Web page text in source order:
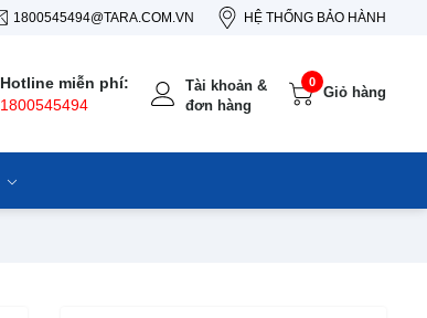
1800545494@TARA.COM.VN HỆ THỐNG BẢO HÀNH
Hotline miễn phí:
1800545494
Tài khoản &
đơn hàng
0
Giỏ hàng